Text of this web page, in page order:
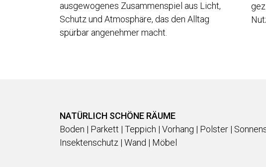
ausgewogenes Zusammenspiel aus Licht,
Schutz und Atmosphäre, das den Alltag
spürbar angenehmer macht.
NATÜRLICH SCHÖNE RÄUME
Boden | Parkett | Teppich | Vorhang | Polster |
Insektenschutz | Wand | Möbel